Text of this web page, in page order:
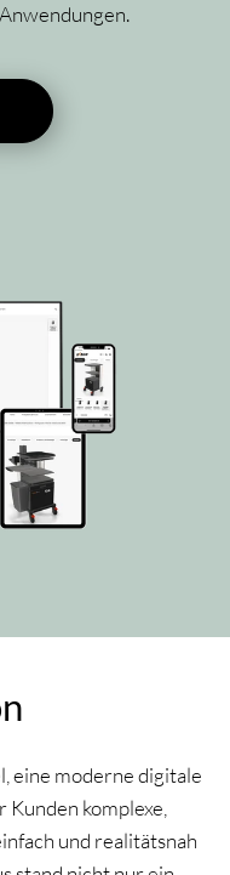
eine moderne digitale
Kunden komplexe,
und realitätsnah